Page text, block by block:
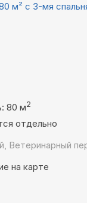
м² c 3-мя
80 м2
отдельно
Ветеринарный
на карте